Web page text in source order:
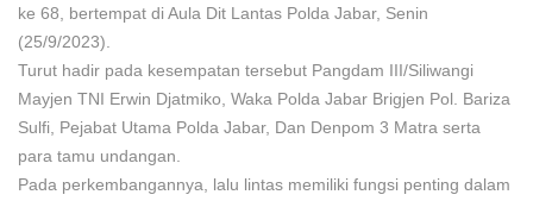
ke 68, bertempat di Aula Dit Lantas Polda Jabar, Senin
(25/9/2023).
Turut hadir pada kesempatan tersebut Pangdam III/Siliwangi
Mayjen TNI Erwin Djatmiko, Waka Polda Jabar Brigjen Pol. Bariza
Sulfi, Pejabat Utama Polda Jabar, Dan Denpom 3 Matra serta
para tamu undangan.
Pada perkembangannya, lalu lintas memiliki fungsi penting dalam